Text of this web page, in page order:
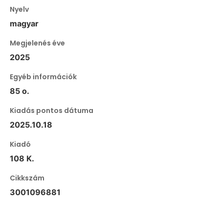
Nyelv
magyar
Megjelenés éve
2025
Egyéb információk
85 o.
Kiadás pontos dátuma
2025.10.18
Kiadó
108 K.
Cikkszám
3001096881